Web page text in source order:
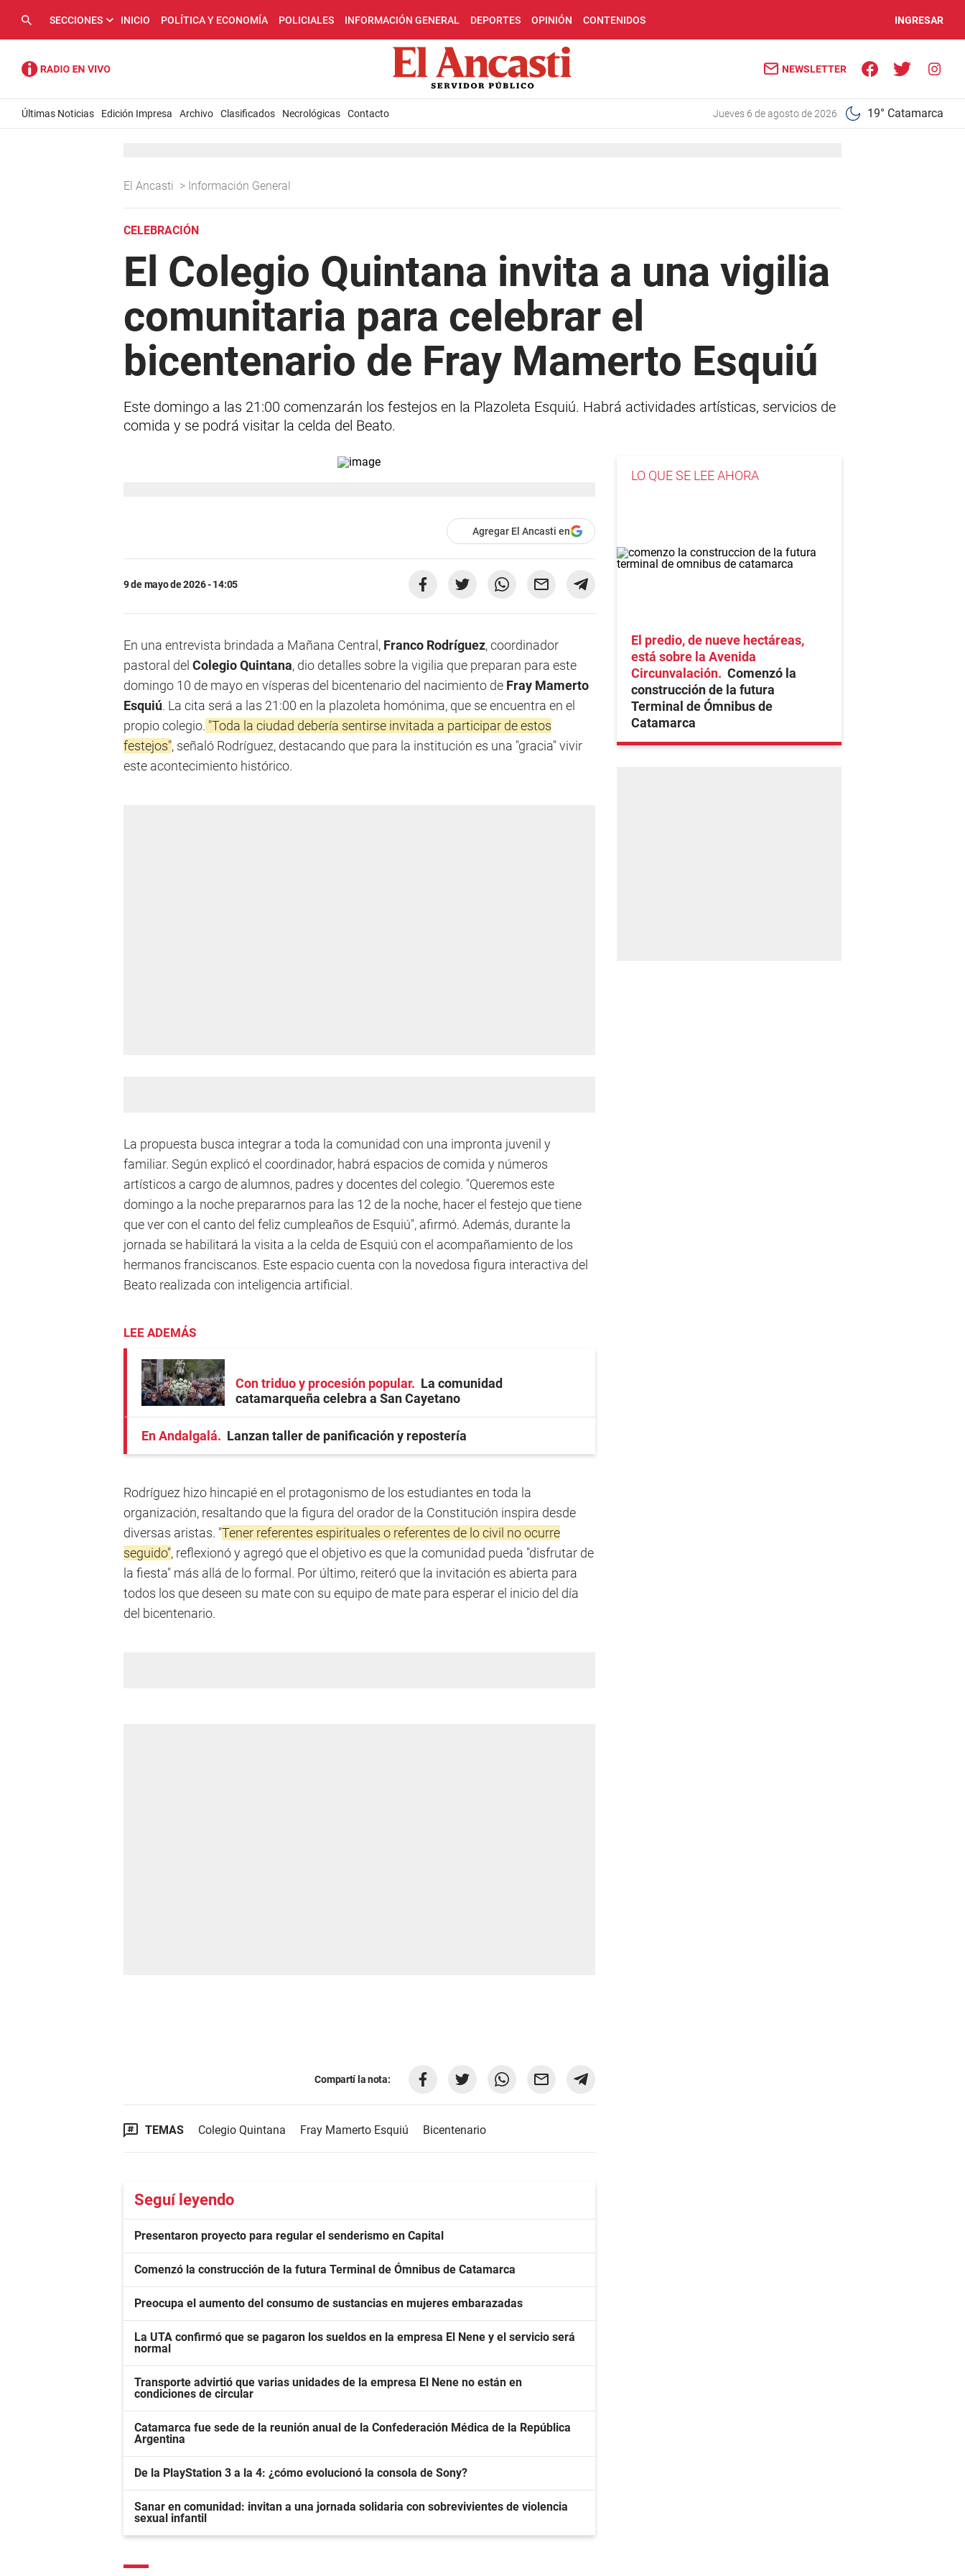
SECCIONES INICIO POLÍTICA Y ECONOMÍA POLICIALES INFORMACIÓN GENERAL DEPORTES OPINIÓN CONTENIDOS INGRESAR
NEWSLETTER
Últimas Noticias Edición Impresa Archivo Clasificados Necrológicas Contacto jueves 6 de agosto de 2026 19° Catamarca
El Ancasti > Información General
CELEBRACIÓN
El Colegio Quintana invita a una vigilia
comunitaria para celebrar el
bicentenario de Fray Mamerto Esquiú
Este domingo a las 21:00 comenzarán los festejos en la Plazoleta Esquiú. Habrá actividades artísticas, servicios de
comida y se podrá visitar la celda del Beato.
Agregar El Ancasti en
9 de mayo de 2026 - 14:05
En una entrevista brindada a Mañana Central, Franco Rodríguez, coordinador
pastoral del Colegio Quintana, dio detalles sobre la vigilia que preparan para este
domingo 10 de mayo en vísperas del bicentenario del nacimiento de Fray Mamerto
Esquiú. La cita será a las 21:00 en la plazoleta homónima, que se encuentra en el
propio colegio. "Toda la ciudad debería sentirse invitada a participar de estos
festejos", señaló Rodríguez, destacando que para la institución es una "gracia" vivir
este acontecimiento histórico.
La propuesta busca integrar a toda la comunidad con una impronta juvenil y
familiar. Según explicó el coordinador, habrá espacios de comida y números
artísticos a cargo de alumnos, padres y docentes del colegio. "Queremos este
domingo a la noche prepararnos para las 12 de la noche, hacer el festejo que tiene
que ver con el canto del feliz cumpleaños de Esquiú", afirmó. Además, durante la
jornada se habilitará la visita a la celda de Esquiú con el acompañamiento de los
hermanos franciscanos. Este espacio cuenta con la novedosa figura interactiva del
Beato realizada con inteligencia artificial.
LEE ADEMÁS
Con triduo y procesión popular
La comunidad
catamarqueña celebra a San Cayetano
En Andalgalá Lanzan taller de panificación y repostería
Rodríguez hizo hincapié en el protagonismo de los estudiantes en toda la
organización, resaltando que la figura del orador de la Constitución inspira desde
diversas aristas. "Tener referentes espirituales o referentes de lo civil no ocurre
seguido", reflexionó y agregó que el objetivo es que la comunidad pueda "disfrutar de
la fiesta" más allá de lo formal. Por último, reiteró que la invitación es abierta para
todos los que deseen su mate con su equipo de mate para esperar el inicio del día
del bicentenario.
Compartí la nota:
TEMAS Colegio Quintana Fray Mamerto Esquiú Bicentenario
Seguí leyendo
Presentaron proyecto para regular el senderismo en Capital
Comenzó la construcción de la futura Terminal de Ómnibus de Catamarca
Preocupa el aumento del consumo de sustancias en mujeres embarazadas
La UTA confirmó que se pagaron los sueldos en la empresa El Nene y el servicio será
normal
Transporte advirtió que varias unidades de la empresa El Nene no están en
condiciones de circular
Catamarca fue sede de la reunión anual de la Confederación Médica de la República
Argentina
De la PlayStation 3 a la 4: ¿cómo evolucionó la consola de Sony?
Sanar en comunidad: invitan a una jornada solidaria con sobrevivientes de violencia
sexual infantil
LO QUE SE LEE AHORA
El predio, de nueve hectáreas,
está sobre la Avenida
Circunvalación
Comenzó la
construcción de la futura
Terminal de Ómnibus de
Catamarca